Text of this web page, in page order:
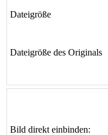
Dateigröße
Dateigröße des Originals
Bild direkt einbinden: